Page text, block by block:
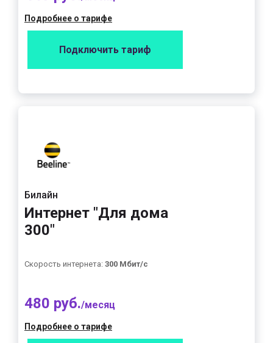
Подробнее о тарифе
Подключить тариф
Билайн
Интернет "Для дома
300"
Скорость интернета: 300 Мбит/с
480 руб./месяц
Подробнее о тарифе